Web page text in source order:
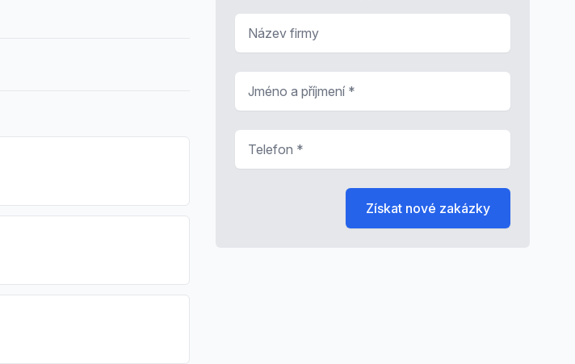
Získat nové zakázky